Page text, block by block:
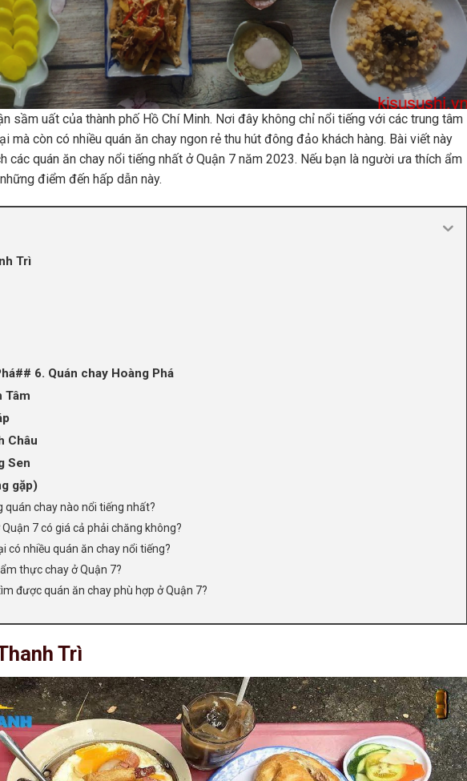
sầm uất của thành phố Hồ Chí Minh. Nơi đây không chỉ nổi tiếng với các trung tâm
mà còn có nhiều quán ăn chay ngon rẻ thu hút đông đảo khách hàng. Bài viết này
các quán ăn chay nổi tiếng nhất ở Quận 7 năm 2023. Nếu bạn là người ưa thích ẩm
điểm đến hấp dẫn này.
Trì
6. Quán chay Hoàng Phá
Tâm
Châu
Sen
gặp)
quán chay nào nổi tiếng nhất?
7 có giá cả phải chăng không?
có nhiều quán ăn chay nổi tiếng?
thực chay ở Quận 7?
được quán ăn chay phù hợp ở Quận 7?
Trì